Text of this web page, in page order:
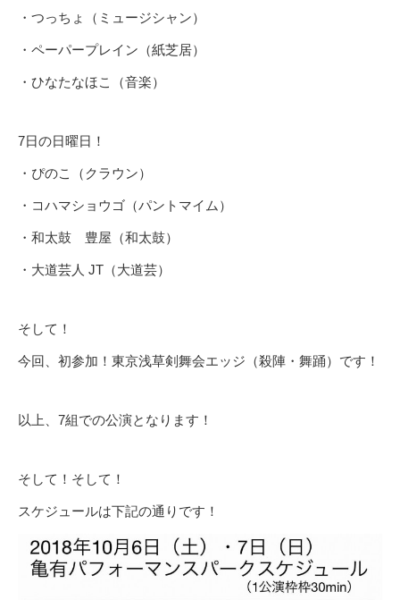
・つっちょ（ミュージシャン）
・ペーパープレイン（紙芝居）
・ひなたなほこ（音楽）
7日の日曜日！
・ぴのこ（クラウン）
・コハマショウゴ（パントマイム）
・和太鼓 豊屋（和太鼓）
・大道芸人 JT（大道芸）
そして！
今回、初参加！東京浅草剣舞会エッジ（殺陣・舞踊）です！
以上、7組での公演となります！
そして！そして！
スケジュールは下記の通りです！